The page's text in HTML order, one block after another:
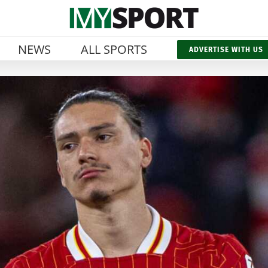
NEWS ALL SPORTS ADVERTISE WITH US